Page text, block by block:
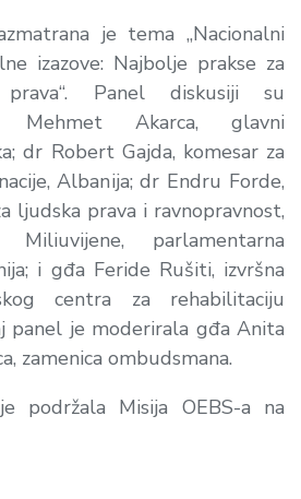
je tema „Nacionalni
izazove: Najbolje prakse za
Panel diskusiji su
Mehmet Akarca, glavni
dr Robert Gajda, komesar za
Albanija; dr Endru Forde,
ljudska prava i ravnopravnost,
parlamentarna
i gđa Feride Rušiti, izvršna
centra za rehabilitaciju
panel je moderirala gđa Anita
zamenica ombudsmana.
podržala Misija OEBS-a na